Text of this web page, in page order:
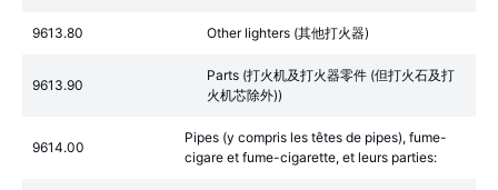
9613.80 Other lighters (其他打火器)
9613.90
Parts (打火机及打火器零件 (但打火石及打
火机芯除外))
9614.00
Pipes (y compris les têtes de pipes), fume-
cigare et fume-cigarette, et leurs parties: